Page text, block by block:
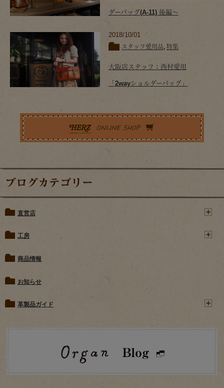
ダーバッグ(A-11) 後編～
2018/10/01
スタッフ愛用品, 特集
大阪店スタッフ：西村愛用
「2wayショルダーバッグ」
ブログカテゴリー
直営店
工房
商品情報
お知らせ
革製品ガイド